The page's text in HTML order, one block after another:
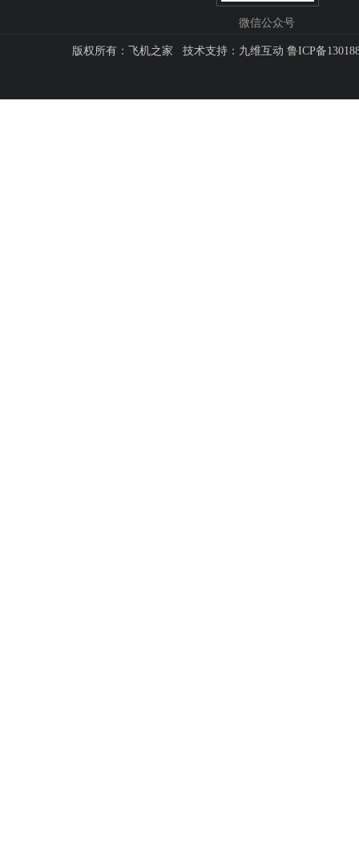
微信公众号
版权所有：飞机之家 技术支持： 九维互动 鲁ICP备